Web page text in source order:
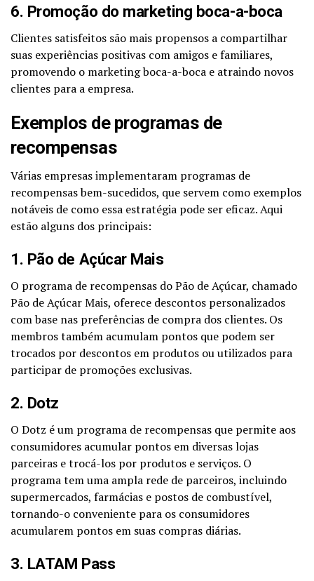
6. Promoção do marketing boca-a-boca
Clientes satisfeitos são mais propensos a compartilhar
suas experiências positivas com amigos e familiares,
promovendo o marketing boca-a-boca e atraindo novos
clientes para a empresa.
Exemplos de programas de
recompensas
Várias empresas implementaram programas de
recompensas bem-sucedidos, que servem como exemplos
notáveis de como essa estratégia pode ser eficaz. Aqui
estão alguns dos principais:
1. Pão de Açúcar Mais
O programa de recompensas do Pão de Açúcar, chamado
Pão de Açúcar Mais, oferece descontos personalizados
com base nas preferências de compra dos clientes. Os
membros também acumulam pontos que podem ser
trocados por descontos em produtos ou utilizados para
participar de promoções exclusivas.
2. Dotz
O Dotz é um programa de recompensas que permite aos
consumidores acumular pontos em diversas lojas
parceiras e trocá-los por produtos e serviços. O
programa tem uma ampla rede de parceiros, incluindo
supermercados, farmácias e postos de combustível,
tornando-o conveniente para os consumidores
acumularem pontos em suas compras diárias.
3. LATAM Pass